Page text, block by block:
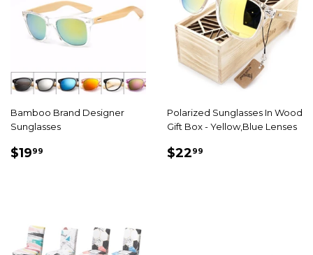
Bamboo Brand Designer
Sunglasses
PRIX
$1999
Polarized Sunglasses In Wood
Gift Box - Yellow,Blue Lenses
PRIX
$2299